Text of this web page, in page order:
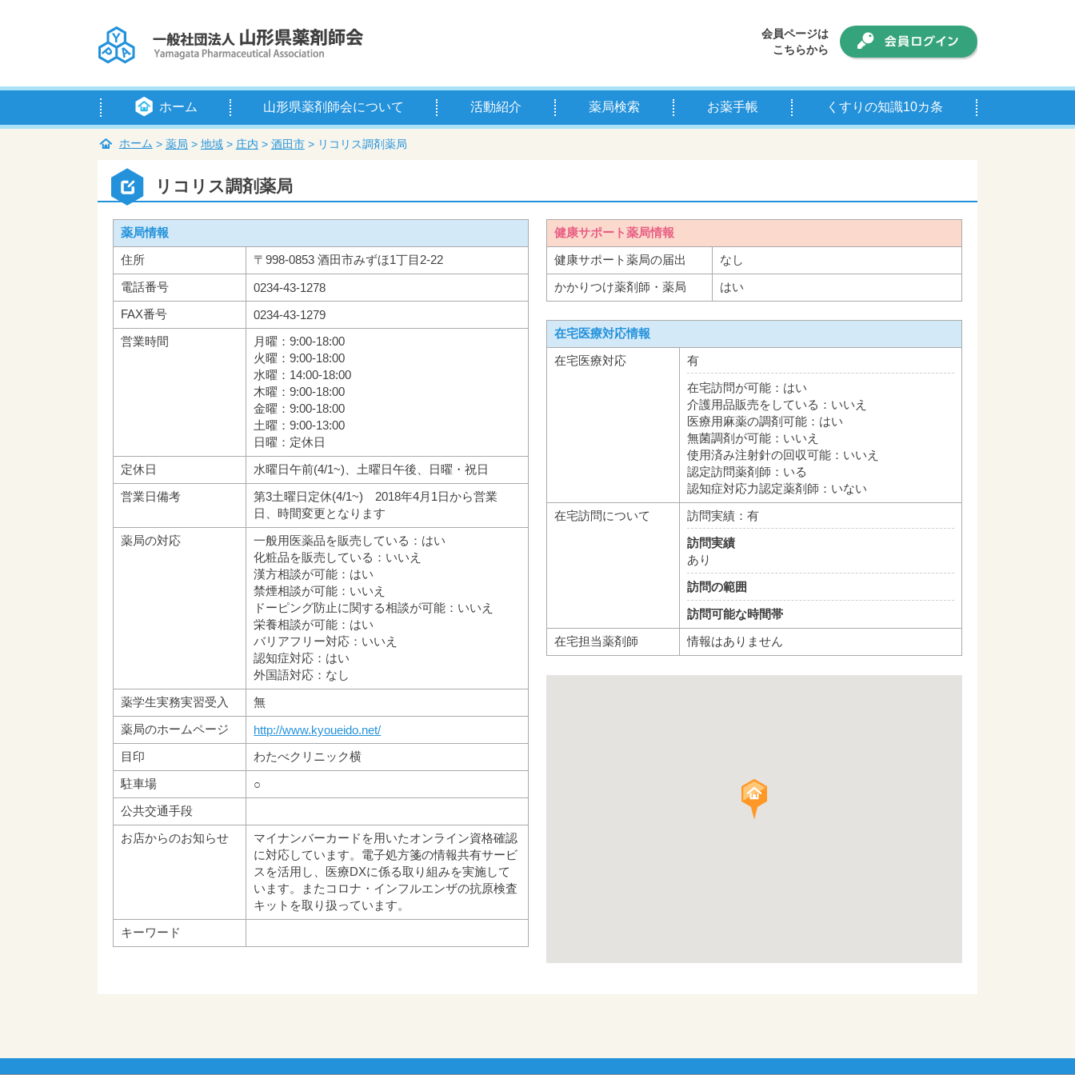
会員ページは
こちらから
ホーム 山形県薬剤師会について
会長挨拶
定款
例規等
組織・役員
賛助会員
入会のご案内
アクセス
活動紹介 薬局検索 お薬手帳 くすりの知識10カ条
ホーム > 薬局 > 地域> 庄内 > 酒田市> リコリス調剤薬局
リコリス調剤薬局
薬局情報
住所
〒998-0853 酒田市みずほ1丁目2-22
電話番号
0234-43-1278
FAX番号
0234-43-1279
営業時間
月曜：9:00-18:00
火曜：9:00-18:00
水曜：14:00-18:00
木曜：9:00-18:00
金曜：9:00-18:00
土曜：9:00-13:00
日曜：定休日
定休日
水曜日午前(4/1~)、土曜日午後、日曜・祝日
営業日備考
第3土曜日定休(4/1~) 2018年4月1日から営業
日、時間変更となります
薬局の対応
一般用医薬品を販売している：はい
化粧品を販売している：いいえ
漢方相談が可能：はい
禁煙相談が可能：いいえ
ドーピング防止に関する相談が可能：いいえ
栄養相談が可能：はい
バリアフリー対応：いいえ
認知症対応：はい
外国語対応：なし
薬学生実務実習受入
無
薬局のホームページ
http://www.kyoueido.net/
目印
わたべクリニック横
駐車場
○
公共交通手段
お店からのお知らせ
マイナンバーカードを用いたオンライン資格確認
に対応しています。電子処方箋の情報共有サービ
スを活用し、医療DXに係る取り組みを実施して
います。またコロナ・インフルエンザの抗原検査
キットを取り扱っています。
キーワード
健康サポート薬局情報
健康サポート薬局の届出
なし
かかりつけ薬剤師・薬局
はい
在宅医療対応情報
在宅医療対応
有
在宅訪問が可能：はい
介護用品販売をしている：いいえ
医療用麻薬の調剤可能：はい
無菌調剤が可能：いいえ
使用済み注射針の回収可能：いいえ
認定訪問薬剤師：いる
認知症対応力認定薬剤師：いない
在宅訪問について
訪問実績：有
訪問実績
あり
訪問の範囲
訪問可能な時間帯
在宅担当薬剤師
情報はありません